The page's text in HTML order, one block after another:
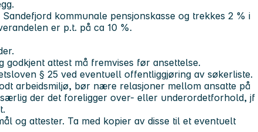
kommunale pensjonskasse og trekkes 2 % i
er p.t. på ca 10 %.
godkjent attest må fremvises før ansettelse.
§ 25 ved eventuell offentliggjøring av søkerliste.
arbeidsmiljø, bør nære relasjoner mellom ansatte på
særlig der det foreligger over- eller underordetforhold, jf
og attester. Ta med kopier av disse til et eventuelt